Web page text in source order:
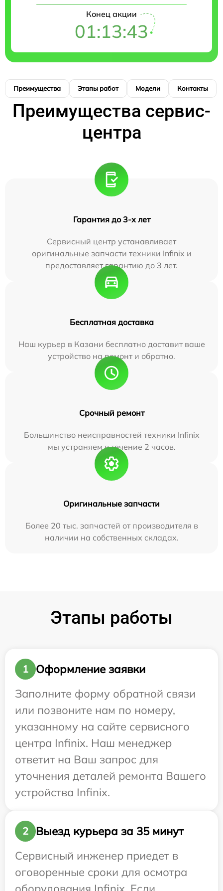
Конец акции
01:13:42
Преимущества Этапы работ Модели Контакты
Преимущества сервис-
центра
Гарантия до 3-х лет
Сервисный центр устанавливает
оригинальные запчасти техники Infinix и
предоставляет гарантию до 3 лет.
Бесплатная доставка
Наш курьер в Казани бесплатно доставит ваше
устройство на ремонт и обратно.
Срочный ремонт
Большинство неисправностей техники Infinix
мы устраняем в течение 2 часов.
Оригинальные запчасти
Более 20 тыс. запчастей от производителя в
наличии на собственных складах.
Этапы работы
1
Оформление заявки
Заполните форму обратной связи
или позвоните нам по номеру,
указанному на сайте сервисного
центра Infinix. Наш менеджер
ответит на Ваш запрос для
уточнения деталей ремонта Вашего
устройства Infinix.
2
Выезд курьера за 35 минут
Сервисный инженер приедет в
оговоренные сроки для осмотра